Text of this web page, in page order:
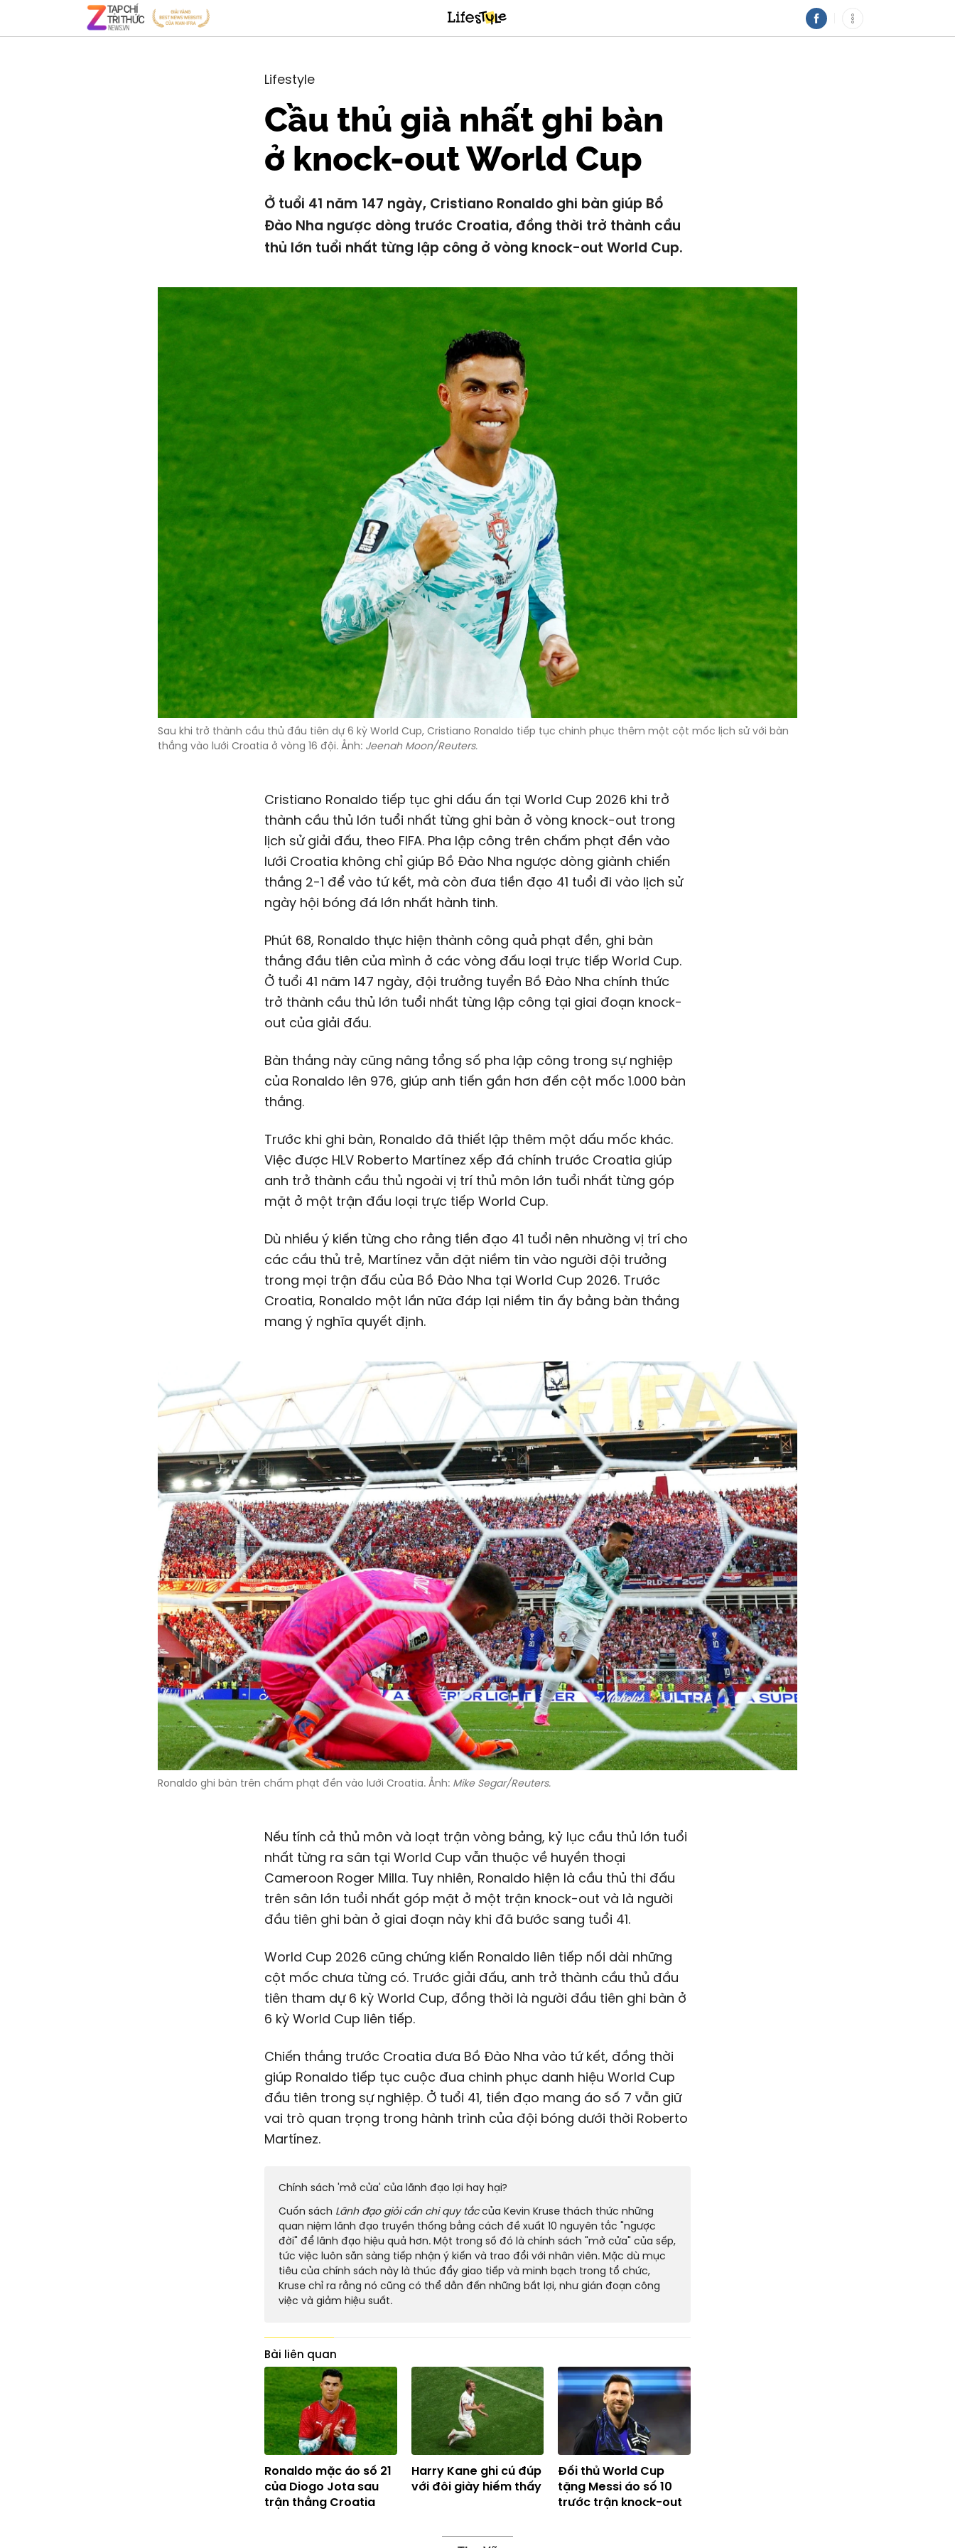
Lifestyle
Cầu thủ già nhất ghi bàn
ở knock-out World Cup
Ở tuổi 41 năm 147 ngày, Cristiano Ronaldo ghi bàn giúp Bồ
Đào Nha ngược dòng trước Croatia, đồng thời trở thành cầu
thủ lớn tuổi nhất từng lập công ở vòng knock-out World Cup.
Sau khi trở thành cầu thủ đầu tiên dự 6 kỳ World Cup, Cristiano Ronaldo tiếp tục chinh phục thêm một cột mốc lịch sử với bàn
thắng vào lưới Croatia ở vòng 16 đội. Ảnh: Jeenah Moon/Reuters.
Cristiano Ronaldo tiếp tục ghi dấu ấn tại World Cup 2026 khi trở
thành cầu thủ lớn tuổi nhất từng ghi bàn ở vòng knock-out trong
lịch sử giải đấu, theo FIFA. Pha lập công trên chấm phạt đền vào
lưới Croatia không chỉ giúp Bồ Đào Nha ngược dòng giành chiến
thắng 2-1 để vào tứ kết, mà còn đưa tiền đạo 41 tuổi đi vào lịch sử
ngày hội bóng đá lớn nhất hành tinh.
Phút 68, Ronaldo thực hiện thành công quả phạt đền, ghi bàn
thắng đầu tiên của mình ở các vòng đấu loại trực tiếp World Cup.
Ở tuổi 41 năm 147 ngày, đội trưởng tuyển Bồ Đào Nha chính thức
trở thành cầu thủ lớn tuổi nhất từng lập công tại giai đoạn knock-
out của giải đấu.
Bàn thắng này cũng nâng tổng số pha lập công trong sự nghiệp
của Ronaldo lên 976, giúp anh tiến gần hơn đến cột mốc 1.000 bàn
thắng.
Trước khi ghi bàn, Ronaldo đã thiết lập thêm một dấu mốc khác.
Việc được HLV Roberto Martínez xếp đá chính trước Croatia giúp
anh trở thành cầu thủ ngoài vị trí thủ môn lớn tuổi nhất từng góp
mặt ở một trận đấu loại trực tiếp World Cup.
Dù nhiều ý kiến từng cho rằng tiền đạo 41 tuổi nên nhường vị trí cho
các cầu thủ trẻ, Martínez vẫn đặt niềm tin vào người đội trưởng
trong mọi trận đấu của Bồ Đào Nha tại World Cup 2026. Trước
Croatia, Ronaldo một lần nữa đáp lại niềm tin ấy bằng bàn thắng
mang ý nghĩa quyết định.
Ronaldo ghi bàn trên chấm phạt đền vào lưới Croatia. Ảnh: Mike Segar/Reuters.
Nếu tính cả thủ môn và loạt trận vòng bảng, kỷ lục cầu thủ lớn tuổi
nhất từng ra sân tại World Cup vẫn thuộc về huyền thoại
Cameroon Roger Milla. Tuy nhiên, Ronaldo hiện là cầu thủ thi đấu
trên sân lớn tuổi nhất góp mặt ở một trận knock-out và là người
đầu tiên ghi bàn ở giai đoạn này khi đã bước sang tuổi 41.
World Cup 2026 cũng chứng kiến Ronaldo liên tiếp nối dài những
cột mốc chưa từng có. Trước giải đấu, anh trở thành cầu thủ đầu
tiên tham dự 6 kỳ World Cup, đồng thời là người đầu tiên ghi bàn ở
6 kỳ World Cup liên tiếp.
Chiến thắng trước Croatia đưa Bồ Đào Nha vào tứ kết, đồng thời
giúp Ronaldo tiếp tục cuộc đua chinh phục danh hiệu World Cup
đầu tiên trong sự nghiệp. Ở tuổi 41, tiền đạo mang áo số 7 vẫn giữ
vai trò quan trọng trong hành trình của đội bóng dưới thời Roberto
Martínez.
Chính sách 'mở cửa' của lãnh đạo lợi hay hại?
Cuốn sách Lãnh đạo giỏi cần chi quy tắccủa Kevin Kruse thách thức những
quan niệm lãnh đạo truyền thống bằng cách đề xuất 10 nguyên tắc "ngược
đời" để lãnh đạo hiệu quả hơn. Một trong số đó là chính sách "mở cửa" của sếp,
tức việc luôn sẵn sàng tiếp nhận ý kiến và trao đổi với nhân viên. Mặc dù mục
tiêu của chính sách này là thúc đẩy giao tiếp và minh bạch trong tổ chức,
Kruse chỉ ra rằng nó cũng có thể dẫn đến những bất lợi, như gián đoạn công
việc và giảm hiệu suất.
Bài liên quan
Ronaldo mặc áo số 21
của Diogo Jota sau
trận thắng Croatia
Harry Kane ghi cú đúp
với đôi giày hiếm thấy
Đối thủ World Cup
tặng Messi áo số 10
trước trận knock-out